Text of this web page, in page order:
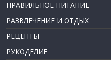
ПРАВИЛЬНОЕ ПИТАНИЕ
РАЗВЛЕЧЕНИЕ И ОТДЫХ
РЕЦЕПТЫ
РУКОДЕЛИЕ